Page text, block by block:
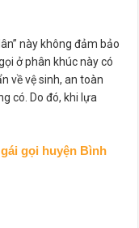
này không đảm bảo
ở phân khúc này có
về vệ sinh, an toàn
có. Do đó, khi lựa
gọi huyện Bình